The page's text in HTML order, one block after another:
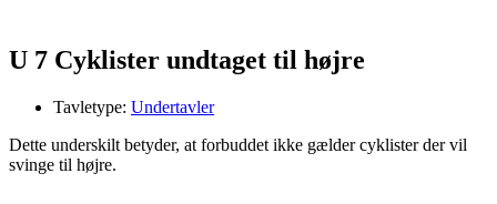
U 7 Cyklister undtaget til højre
Tavletype: Undertavler
Dette underskilt betyder, at forbuddet ikke gælder cyklister der vil
svinge til højre.